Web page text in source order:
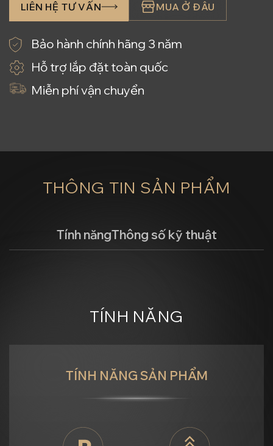
LIÊN HỆ TƯ VẤN MUA Ở ĐÂU
Bảo hành chính hãng 3 năm
Hỗ trợ lắp đặt toàn quốc
Miễn phí vận chuyển
THÔNG TIN SẢN PHẨM
Tính năngThông số kỹ thuật
TÍNH NĂNG
TÍNH NĂNG SẢN PHẨM